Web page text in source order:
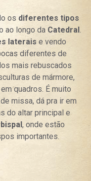
os diferentes tipos
ao longo da Catedral.
laterais e vendo
diferentes de
mais rebuscados
de mármore,
quadros. É muito
missa, dá pra ir em
do altar principal e
, onde estão
importantes.